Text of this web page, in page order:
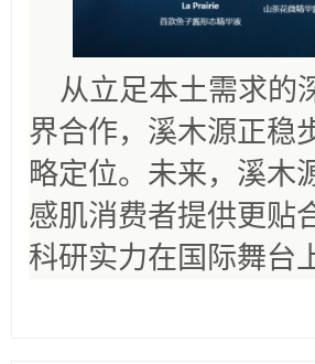
从立足本土需求的
界合作，溪木源正稳
略定位。未来，溪木
感肌消费者提供更贴
科研实力在国际舞台